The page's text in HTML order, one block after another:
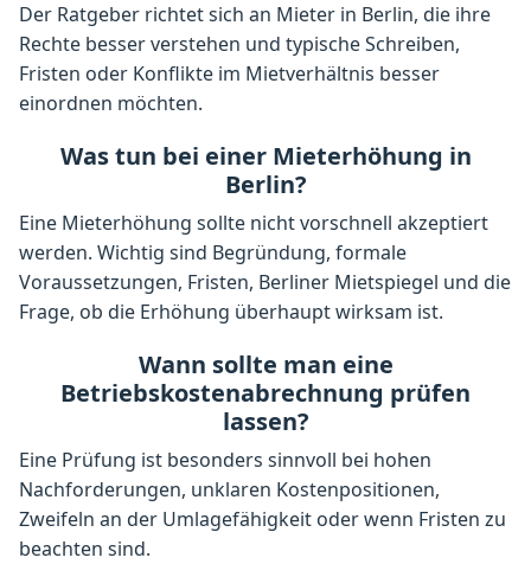
Der Ratgeber richtet sich an Mieter in Berlin, die ihre
Rechte besser verstehen und typische Schreiben,
Fristen oder Konflikte im Mietverhältnis besser
einordnen möchten.
Was tun bei einer Mieterhöhung in
Berlin?
Eine Mieterhöhung sollte nicht vorschnell akzeptiert
werden. Wichtig sind Begründung, formale
Voraussetzungen, Fristen, Berliner Mietspiegel und die
Frage, ob die Erhöhung überhaupt wirksam ist.
Wann sollte man eine
Betriebskostenabrechnung prüfen
lassen?
Eine Prüfung ist besonders sinnvoll bei hohen
Nachforderungen, unklaren Kostenpositionen,
Zweifeln an der Umlagefähigkeit oder wenn Fristen zu
beachten sind.